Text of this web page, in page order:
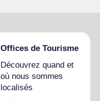
Offices de Tourisme
Découvrez quand et
où nous sommes
localisés